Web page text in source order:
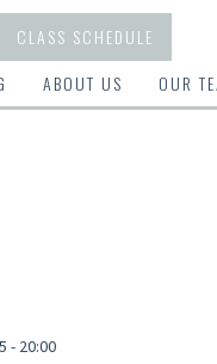
CLASS SCHEDULE
ABOUT US OUR
- 20:00